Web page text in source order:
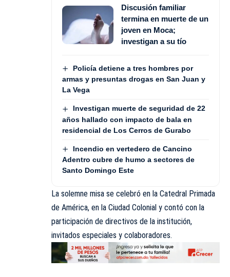
Discusión familiar
termina en muerte de un
joven en Moca;
investigan a su tío
Policía detiene a tres hombres por
armas y presuntas drogas en San Juan y
La Vega
Investigan muerte de seguridad de 22
años hallado con impacto de bala en
residencial de Los Cerros de Gurabo
Incendio en vertedero de Cancino
Adentro cubre de humo a sectores de
Santo Domingo Este
La solemne misa se celebró en la Catedral Primada
de América, en la Ciudad Colonial y contó con la
participación de directivos de la institución,
invitados especiales y colaboradores.